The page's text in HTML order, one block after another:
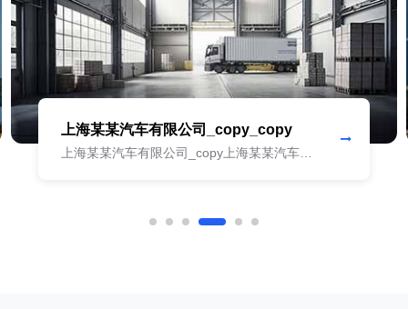
上海某某汽车有限公司_copy_copy
上海某某汽车有限公司_copy上海某某汽车有
汽车有限公司_copy上海某某汽车有限公司